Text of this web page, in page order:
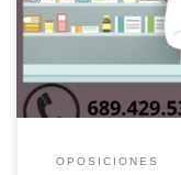
OPOSICIONES